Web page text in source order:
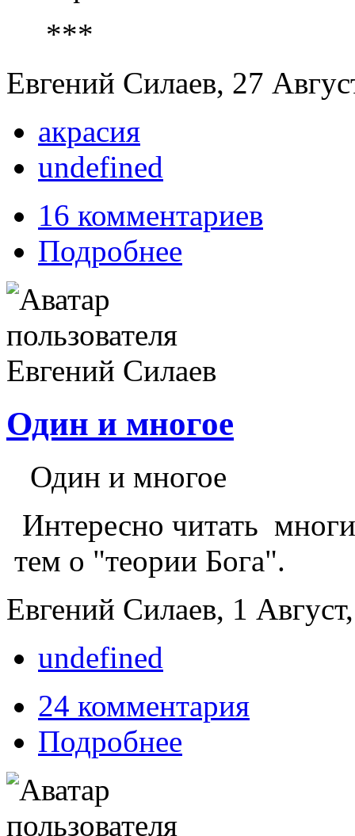
***
Евгений Силаев, 27
акрасия
undefined
16 комментариев
Подробнее
Один и многое
Один и многое
Интересно читать
тем о "теории Бога".
Евгений Силаев, 1
undefined
24 комментария
Подробнее